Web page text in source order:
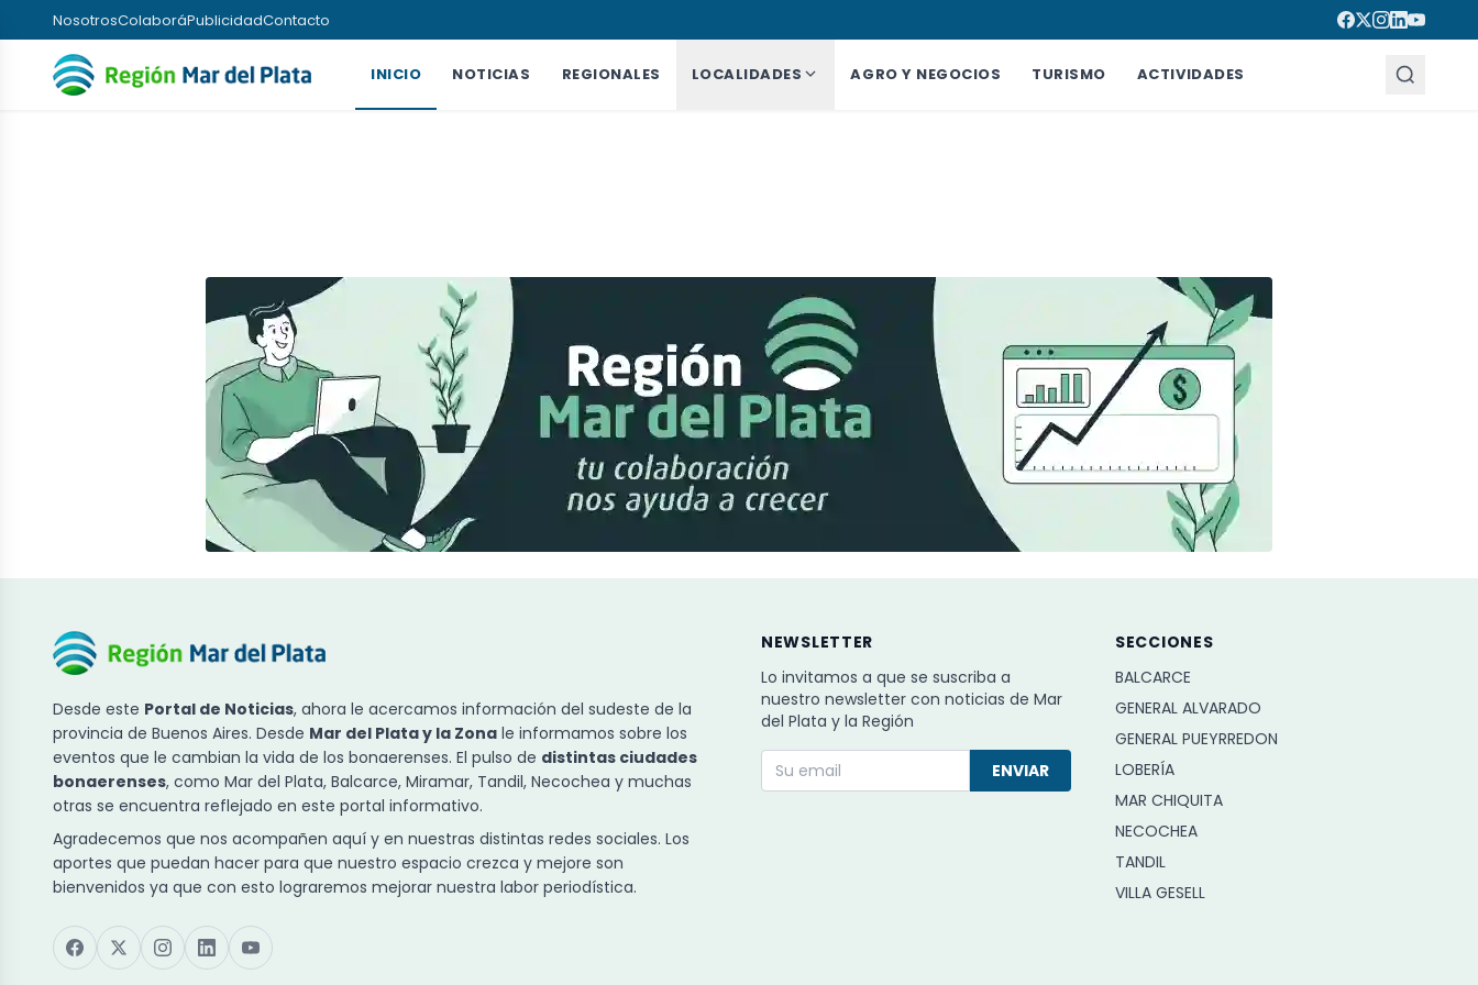
NosotrosColaboráPublicidadContacto
INICIO NOTICIAS REGIONALES LOCALIDADES AGRO Y NEGOCIOS TURISMO ACTIVIDADES
Desde este Portal de Noticias, ahora le acercamos información del sudeste de la
provincia de Buenos Aires. Desde Mar del Plata y la Zona le informamos sobre los
eventos que le cambian la vida de los bonaerenses. El pulso de distintas ciudades
bonaerenses, como Mar del Plata, Balcarce, Miramar, Tandil, Necochea y muchas
otras se encuentra reflejado en este portal informativo.
Agradecemos que nos acompañen aquí y en nuestras distintas redes sociales. Los
aportes que puedan hacer para que nuestro espacio crezca y mejore son
bienvenidos ya que con esto lograremos mejorar nuestra labor periodística.
NEWSLETTER
Lo invitamos a que se suscriba a
nuestro newsletter con noticias de Mar
del Plata y la Región
ENVIAR
SECCIONES
BALCARCE
GENERAL ALVARADO
GENERAL PUEYRREDON
LOBERÍA
MAR CHIQUITA
NECOCHEA
TANDIL
VILLA GESELL